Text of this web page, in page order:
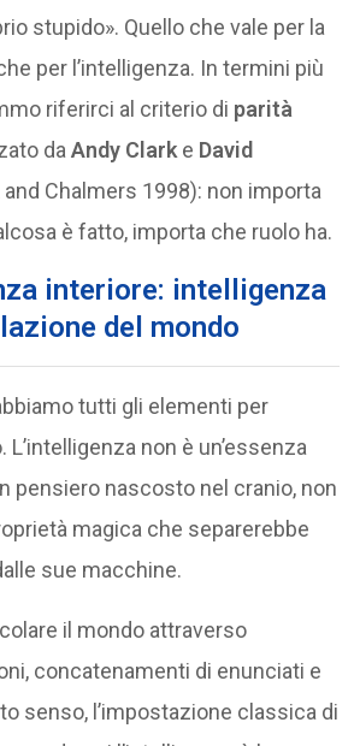
stupido». Quello che vale per la
per l’intelligenza. In termini più
riferirci al criterio di parità
daAndy Clark e David
and Chalmers 1998): non importa
è fatto, importa che ruolo ha.
interiore: intelligenza
del mondo
tutti gli elementi per
non è un’essenza
pensiero nascosto nel cranio, non
magica che separerebbe
sue macchine.
il mondo attraverso
concatenamenti di enunciati e
senso, l’impostazione classica di